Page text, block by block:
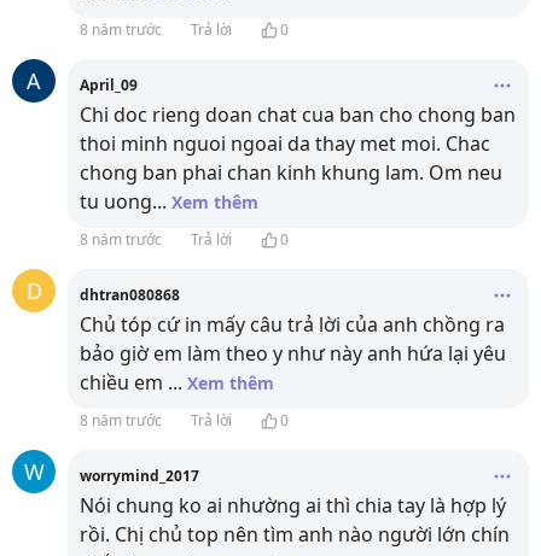
8 năm trước Trả lời 0
A April_09
Chi doc rieng doan chat cua ban cho chong ban
thoi minh nguoi ngoai da thay met moi. Chac
chong ban phai chan kinh khung lam. Om neu
tu uong... Xem thêm
8 năm trước Trả lời 0
D dhtran080868
Chủ tóp cứ in mấy câu trả lời của anh chồng ra
bảo giờ em làm theo y như này anh hứa lại yêu
chiều em ... Xem thêm
8 năm trước Trả lời 0
W worrymind_2017
Nói chung ko ai nhường ai thì chia tay là hợp lý
rồi. Chị chủ top nên tìm anh nào người lớn chín